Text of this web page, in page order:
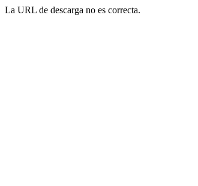
La URL de descarga no es correcta.